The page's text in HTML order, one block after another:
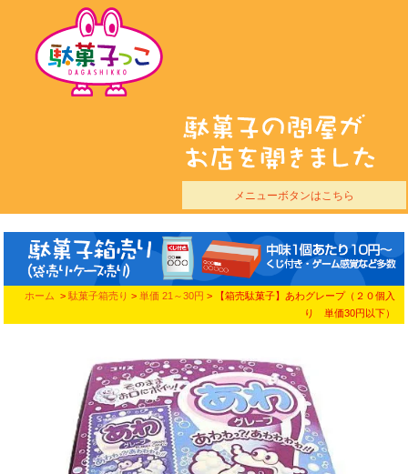
メニューボタンはこちら
ホーム > 駄菓子箱売り > 単価 21～30円 > 【箱売駄菓子】あわグレープ（２０個入
り 単価30円以下）